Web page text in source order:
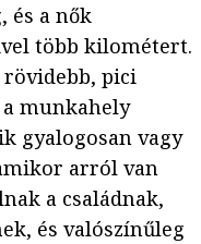
és a nők
több kilométert.
rövidebb, pici
munkahely
gyalogosan vagy
arról van
a családnak,
és valószínűleg